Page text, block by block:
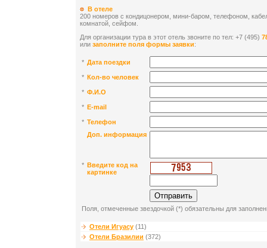
В отеле
200 номеров с кондицонером, мини-баром, телефоном,
комнатой, сейфом.
Для организации тура в этот отель звоните по тел: +7 (495)
или заполните поля формы заявки:
* Дата поездки
* Кол-во человек
* Ф.И.О
* E-mail
* Телефон
Доп. информация
* Введите код на
картинке
Поля, отмеченные звездочкой (*) обязательны для
Отели Игуасу (11)
Отели Бразилии (372)